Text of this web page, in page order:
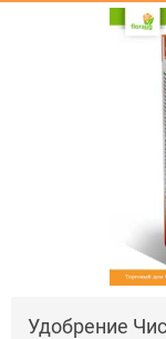
Удобрение